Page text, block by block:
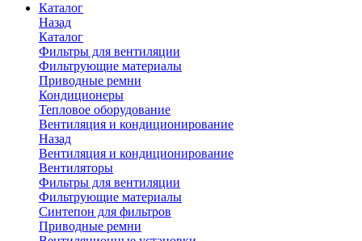
Каталог
Назад
Каталог
Фильтры для вентиляции
Фильтрующие материалы
Приводные ремни
Кондиционеры
Тепловое оборудование
Вентиляция и кондиционирование
Назад
Вентиляция и кондиционирование
Вентиляторы
Фильтры для вентиляции
Фильтрующие материалы
Синтепон для фильтров
Приводные ремни